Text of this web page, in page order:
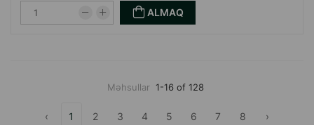
ALMAQ
Məhsullar 1-16 of 128
‹ 1 2 3 4 5 6 7 8 ›